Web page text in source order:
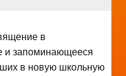
в
и запоминающееся
в новую школьную